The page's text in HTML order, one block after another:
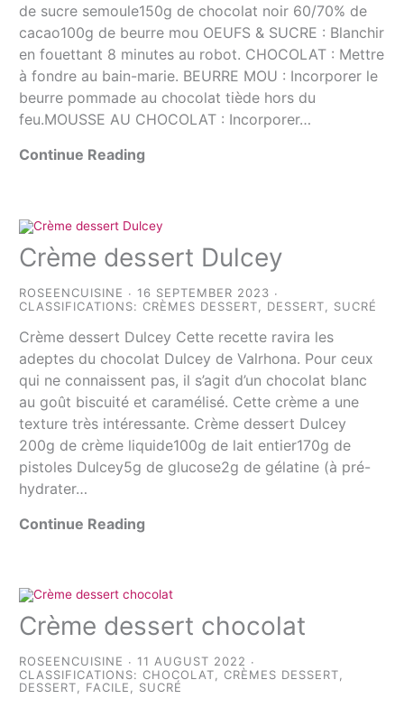
de sucre semoule150g de chocolat noir 60/70% de
cacao100g de beurre mou OEUFS & SUCRE : Blanchir
en fouettant 8 minutes au robot. CHOCOLAT : Mettre
à fondre au bain-marie. BEURRE MOU : Incorporer le
beurre pommade au chocolat tiède hors du
feu.MOUSSE AU CHOCOLAT : Incorporer…
Continue Reading
Crème dessert Dulcey
ROSEENCUISINE
16 SEPTEMBER 2023
CLASSIFICATIONS:CRÈMES DESSERT DESSERT SUCRÉ
Crème dessert Dulcey Cette recette ravira les
adeptes du chocolat Dulcey de Valrhona. Pour ceux
qui ne connaissent pas, il s’agit d’un chocolat blanc
au goût biscuité et caramélisé. Cette crème a une
texture très intéressante. Crème dessert Dulcey
200g de crème liquide100g de lait entier170g de
pistoles Dulcey5g de glucose2g de gélatine (à pré-
hydrater…
Continue Reading
Crème dessert chocolat
ROSEENCUISINE
11 AUGUST 2022
CLASSIFICATIONS:CHOCOLAT,CRÈMES DESSERT,
DESSERT, FACILE, SUCRÉ